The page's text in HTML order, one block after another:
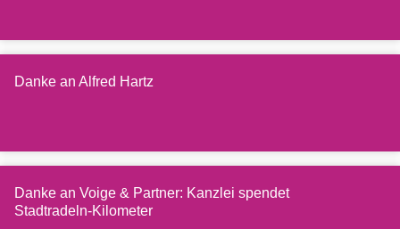
Danke an Alfred Hartz
Danke an Voige & Partner: Kanzlei spendet
Stadtradeln-Kilometer